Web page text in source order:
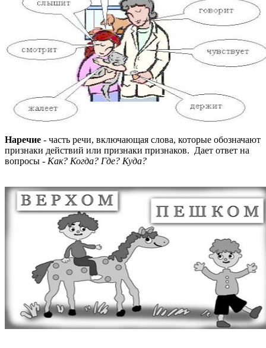
Наречие - часть речи, включающая слова, которые обозначают
признаки действий или признаки признаков. Дает ответ на
вопросы - Как? Когда? Где? Куда?